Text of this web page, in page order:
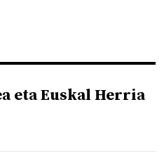
eta Euskal Herria